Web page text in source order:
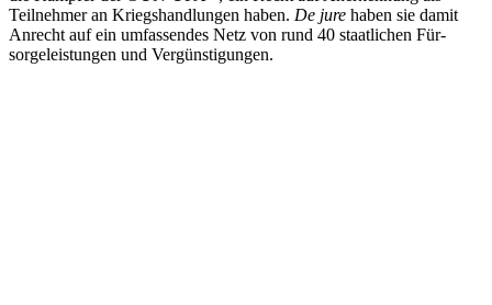
Teil­neh­mer an Kriegs­hand­lun­gen haben. De jure haben sie damit
Anrecht auf ein umfas­sen­des Netz von rund 40 staat­li­chen Für­
sor­ge­leis­tun­gen und Vergünstigungen.